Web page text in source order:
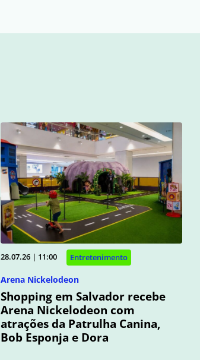
28.07.26 | 11:00 Entretenimento
Arena Nickelodeon
Shopping em Salvador recebe
Arena Nickelodeon com
atrações da Patrulha Canina,
Bob Esponja e Dora